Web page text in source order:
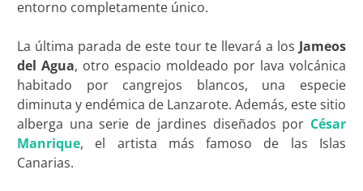
entorno completamente único.
La última parada de este tour te llevará a los Jameos
del Agua, otro espacio moldeado por lava volcánica
habitado por cangrejos blancos, una especie
diminuta y endémica de Lanzarote. Además, este sitio
alberga una serie de jardines diseñados por César
Manrique, el artista más famoso de las Islas
Canarias.